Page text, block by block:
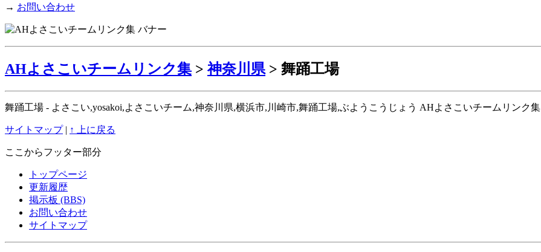
→ お問い合わせ
AHよさこいチームリンク集 >神奈川県> 舞踊工場
舞踊工場 - よさこい,yosakoi,よさこいチーム,神奈川県,横浜市,川崎市,舞踊工場,ぶようこうじょう AHよさこいチームリンク集
サイトマップ| ↑ 上に戻る
ここからフッター部分
トップページ
更新履歴
掲示板 (BBS)
お問い合わせ
サイトマップ